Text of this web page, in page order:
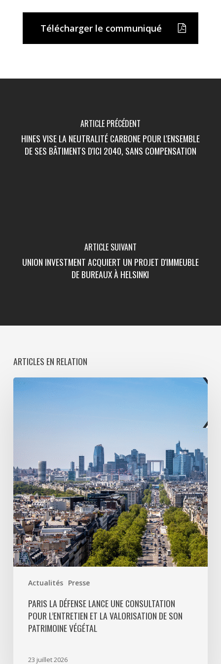
Télécharger le communiqué
ARTICLE PRÉCÉDENT
HINES VISE LA NEUTRALITÉ CARBONE POUR L'ENSEMBLE
DE SES BÂTIMENTS D'ICI 2040, SANS COMPENSATION
ARTICLE SUIVANT
UNION INVESTMENT ACQUIERT UN PROJET D'IMMEUBLE
DE BUREAUX À HELSINKI
ARTICLES EN RELATION
Actualités Presse
Paris
La
Défense
consultation
pour
l’entretien
et
la
valorisation
de
son
patrimoine
végétal
PARIS LA DÉFENSE LANCE UNE CONSULTATION
POUR L’ENTRETIEN ET LA VALORISATION DE SON
PATRIMOINE VÉGÉTAL
23 juillet 2026